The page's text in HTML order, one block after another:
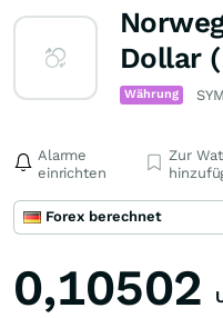
Dollar
Währung
Alarme
einrichten
Zur
Forex berechnet
0,10502